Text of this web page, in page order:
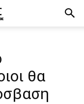
θα